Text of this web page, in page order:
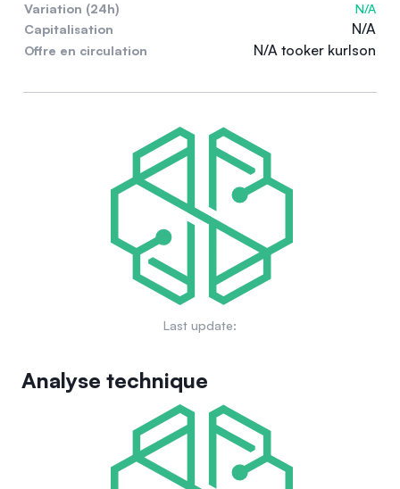
Variation (24h)
N/A
Capitalisation
N/A
Offre en circulation N/A tooker kurlson
Last update:
Analyse technique